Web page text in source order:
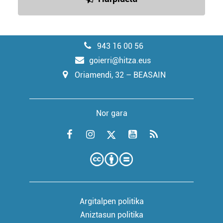
943 16 00 56
goierri@hitza.eus
Oriamendi, 32 – BEASAIN
Nor gara
Argitalpen politika
Aniztasun politika